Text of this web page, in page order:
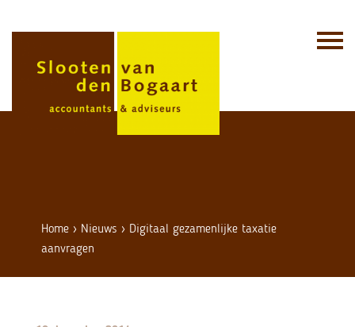
Home › Nieuws › Digitaal gezamenlijke taxatie
aanvragen